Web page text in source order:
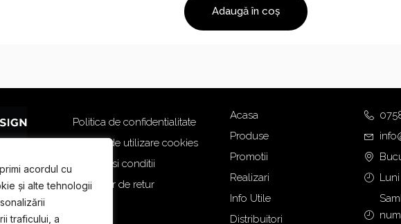
acordul cu
și alte tehnologii
traficului, a
Adaugă în coș
Politica de confidentialitate
Politica de utilizare cookies
Termeni si conditii
Formular de retur
Acasa
Produse
Promotii
Realizari
Info Utile
Distribuitori